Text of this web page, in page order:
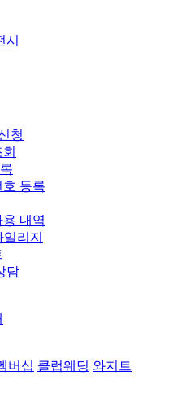
시
청
등록
내역
리지
담
버십 클럽웨딩 와지트